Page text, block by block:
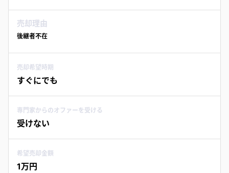
売却理由
後継者不在
売却希望時期
すぐにでも
専門家からのオファーを受ける
受けない
希望売却金額
1万円